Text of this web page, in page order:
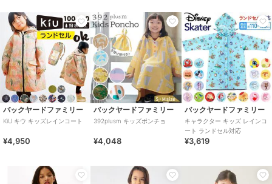
バックヤードファミリー
KiU キウ キッズレインコート
¥4,950
バックヤードファミリー
392plusm キッズポンチョ
¥4,048
バックヤードファミリー
キャラクター キッズ レインコ
ート ランドセル対応
¥3,619